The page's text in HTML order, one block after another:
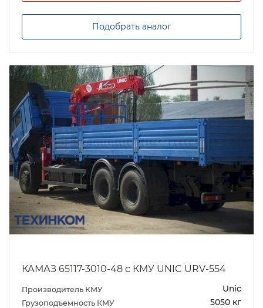
Подобрать аналог
КАМАЗ 65117-3010-48 с КМУ UNIC URV-554
Производитель КМУ Unic
Грузоподъемность КМУ 5050 кг